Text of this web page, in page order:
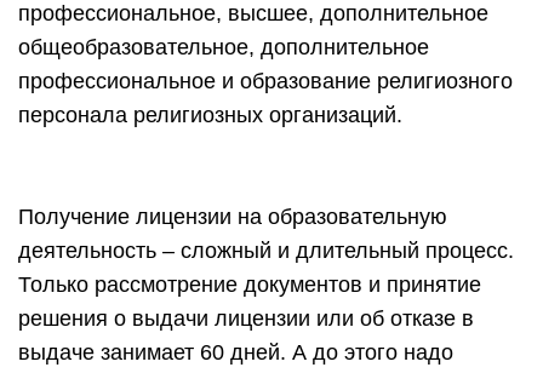
профессиональное, высшее, дополнительное
общеобразовательное, дополнительное
профессиональное и образование религиозного
персонала религиозных организаций.
Получение лицензии на образовательную
деятельность – сложный и длительный процесс.
Только рассмотрение документов и принятие
решения о выдачи лицензии или об отказе в
выдаче занимает 60 дней. А до этого надо